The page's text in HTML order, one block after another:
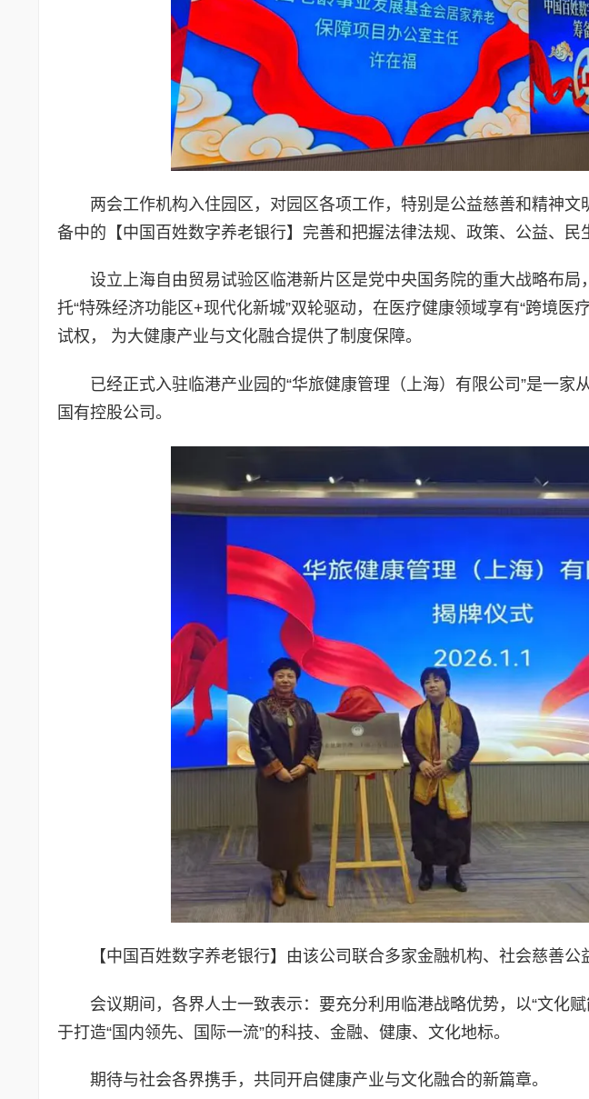
两会工作机构入住园区，对园区各项工作，特别是公益慈善和精神
备中的【中国百姓数字养老银行】完善和把握法律法规、政策、公益、民
设立上海自由贸易试验区临港新片区是党中央国务院的重大战略布
托“特殊经济功能区+现代化新城”双轮驱动，在医疗健康领域享有“跨境医
试权， 为大健康产业与文化融合提供了制度保障。
已经正式入驻临港产业园的“华旅健康管理（上海）有限公司”是一家
国有控股公司。
【中国百姓数字养老银行】由该公司联合多家金融机构、社会慈善公
会议期间，各界人士一致表示：要充分利用临港战略优势，以“文化
于打造“国内领先、国际一流”的科技、金融、健康、文化地标。
期待与社会各界携手，共同开启健康产业与文化融合的新篇章。